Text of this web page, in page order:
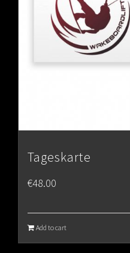
Tageskarte
€48.00
Add to cart